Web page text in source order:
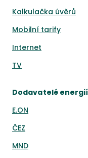
Kalkulačka úvěrů
Mobilní tarify
Internet
TV
Dodavatelé energií
E.ON
ČEZ
MND